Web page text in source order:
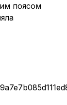
поясом